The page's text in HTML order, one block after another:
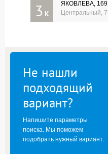
3 К
ЯКОВЛЕВА, 169
Центральный,
Не нашли
подходящий
вариант?
Напишите параметры
поиска. Мы поможем
подобрать нужный вариант.